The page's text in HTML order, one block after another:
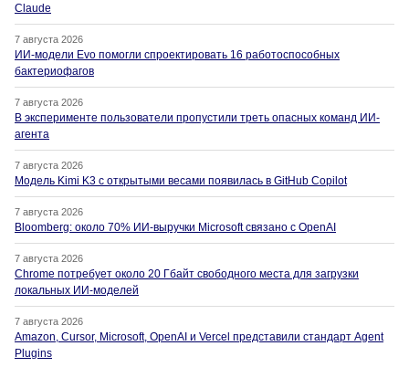
Claude
7 августа 2026
ИИ-модели Evo помогли спроектировать 16 работоспособных
бактериофагов
7 августа 2026
В эксперименте пользователи пропустили треть опасных команд ИИ-
агента
7 августа 2026
Модель Kimi K3 с открытыми весами появилась в GitHub Copilot
7 августа 2026
Bloomberg: около 70% ИИ-выручки Microsoft связано с OpenAI
7 августа 2026
Chrome потребует около 20 Гбайт свободного места для загрузки
локальных ИИ-моделей
7 августа 2026
Amazon, Cursor, Microsoft, OpenAI и Vercel представили стандарт Agent
Plugins